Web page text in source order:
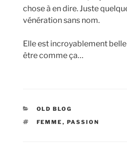
chose à en dire. Juste
vénération sans nom.
Elle est incroyablement
être comme ça…
CATEGORIES
OLD BLOG
TAGS
FEMME , PASSION